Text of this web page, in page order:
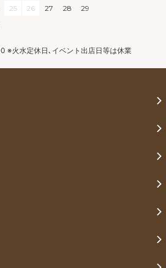
25 26 27 28
29
※火水定休日､イベント出店日等は休業